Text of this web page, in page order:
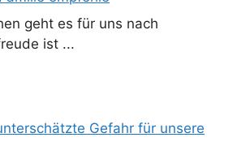
geht es für uns nach
ist ...
Gefahr für unsere